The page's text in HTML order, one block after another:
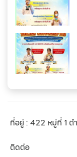
ที่อยู่ : 422 หมู่ที่ 1 ต
ติดต่อ